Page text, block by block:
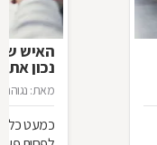
האיש
נכון את
מאת: נגוהה
כמעט כל